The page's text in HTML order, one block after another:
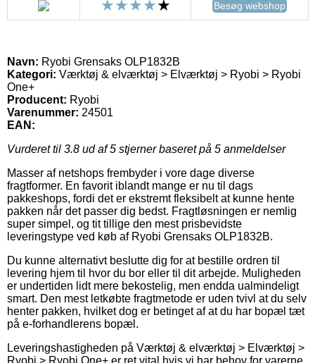
Besøg webshop
Navn: Ryobi Grensaks OLP1832B
Kategori: Værktøj & elværktøj > Elværktøj > Ryobi > Ryobi
One+
Producent: Ryobi
Varenummer: 24501
EAN:
Vurderet til 3.8 ud af 5 stjerner baseret på 5 anmeldelser
Masser af netshops frembyder i vore dage diverse
fragtformer. En favorit iblandt mange er nu til dags
pakkeshops, fordi det er ekstremt fleksibelt at kunne hente
pakken når det passer dig bedst. Fragtløsningen er nemlig
super simpel, og tit tillige den mest prisbevidste
leveringstype ved køb af Ryobi Grensaks OLP1832B.
Du kunne alternativt beslutte dig for at bestille ordren til
levering hjem til hvor du bor eller til dit arbejde. Muligheden
er undertiden lidt mere bekostelig, men endda ualmindeligt
smart. Den mest letkøbte fragtmetode er uden tvivl at du selv
henter pakken, hvilket dog er betinget af at du har bopæl tæt
på e-forhandlerens bopæl.
Leveringshastigheden på Værktøj & elværktøj > Elværktøj >
Ryobi > Ryobi One+ er ret vital hvis vi har behov for varerne